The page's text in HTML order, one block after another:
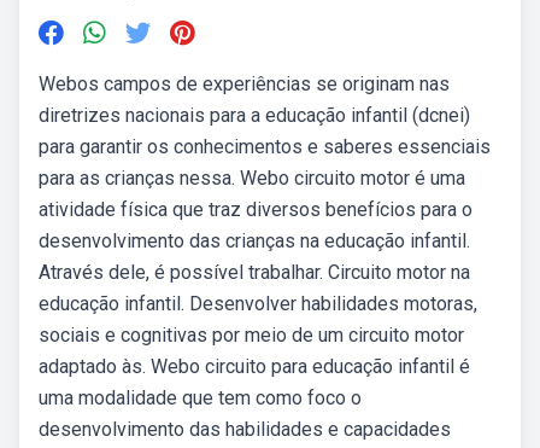
Webos campos de experiências se originam nas
diretrizes nacionais para a educação infantil (dcnei)
para garantir os conhecimentos e saberes essenciais
para as crianças nessa. Webo circuito motor é uma
atividade física que traz diversos benefícios para o
desenvolvimento das crianças na educação infantil.
Através dele, é possível trabalhar. Circuito motor na
educação infantil. Desenvolver habilidades motoras,
sociais e cognitivas por meio de um circuito motor
adaptado às. Webo circuito para educação infantil é
uma modalidade que tem como foco o
desenvolvimento das habilidades e capacidades